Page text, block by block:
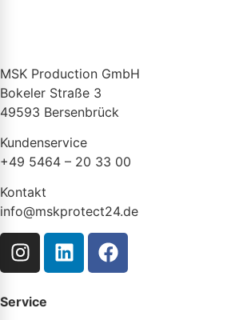
MSK Production GmbH
Bokeler Straße 3
49593 Bersenbrück
Kundenservice
+49 5464 – 20 33 00
Kontakt
info@mskprotect24.de
Service